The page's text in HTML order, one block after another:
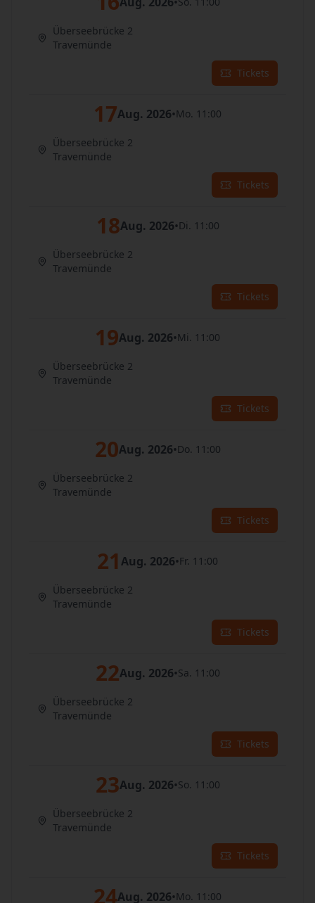
Überseebrücke 2
Travemünde
Tickets
17Aug. 2026•Mo. 11:00
Überseebrücke 2
Travemünde
Tickets
18Aug. 2026•Di. 11:00
Überseebrücke 2
Travemünde
Tickets
19Aug. 2026•Mi. 11:00
Überseebrücke 2
Travemünde
Tickets
20Aug. 2026•Do. 11:00
Überseebrücke 2
Travemünde
Tickets
21 Aug. 2026•Fr. 11:00
Überseebrücke 2
Travemünde
Tickets
22Aug. 2026•Sa. 11:00
Überseebrücke 2
Travemünde
Tickets
23Aug. 2026•So. 11:00
Überseebrücke 2
Travemünde
Tickets
24Aug. 2026•Mo. 11:00